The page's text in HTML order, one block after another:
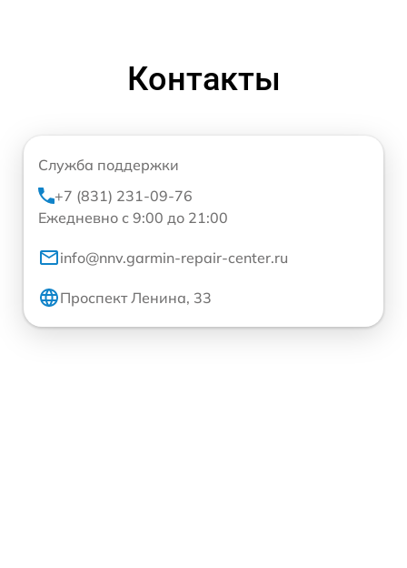
Контакты
Служба поддержки
+7 (831) 231-09-76
Ежедневно с 9:00 до 21:00
info@nnv.garmin-repair-center.ru
Проспект Ленина, 33